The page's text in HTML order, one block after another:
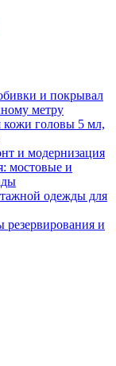
и покрывал
метру
кожи головы 5 мл,
и модернизация
мостовые и
одежды для
резервирования и